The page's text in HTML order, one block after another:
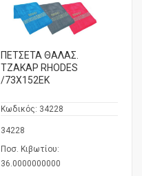
ΠΕΤΣΕΤΑ ΘΑΛΑΣ.
ΤΖΑΚΑΡ RHODES
/73Χ152ΕΚ
Κωδικός: 34228
34228
Ποσ. Κιβωτίου:
36.0000000000